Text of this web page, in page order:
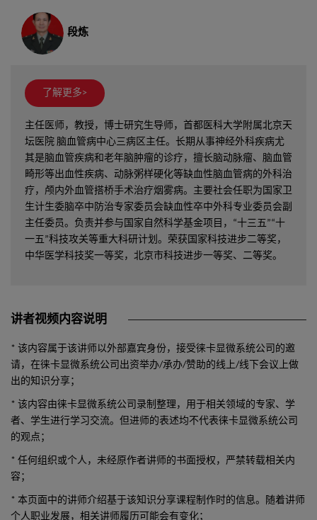
段炼
了解更多>
主任医师，教授，博士研究生导师，首都医科大学附属北京天
坛医院 脑血管病中心三病区主任。长期从事神经外科疾病尤
其是脑血管疾病和老年脑肿瘤的诊疗，擅长脑动脉瘤、脑血管
畸形等出血性疾病、动脉粥样硬化等缺血性脑血管病的外科治
疗，颅内外血管搭桥手术治疗烟雾病。主要社会任职为国家卫
生计生委脑卒中防治专家委员会缺血性卒中外科专业委员会副
主任委员。负责并参与国家自然科学基金项目，“十三五”“十
一五”科技攻关等重大科研计划。荣获国家科技进步二等奖，
中华医学科技奖一等奖，北京市科技进步一等奖、二等奖。
讲者视频内容说明
* 该内容属于该讲师以外部嘉宾身份，接受徕卡显微系统公司的邀
请，在徕卡显微系统公司出资举办/承办/赞助的线上/线下会议上做
出的知识分享；
* 该内容由徕卡显微系统公司录制整理，用于相关领域的专家、学
者、学生进行学习交流。但进师的表述均不代表徕卡显微系统公司
的观点；
* 任何组织或个人，未经原作者讲师的书面授权，严禁转载相关内
容；
* 本页面中的讲师介绍基于该知识分享课程制作时的信息。随着讲师
个人职业发展，相关讲师履历可能会有变化；